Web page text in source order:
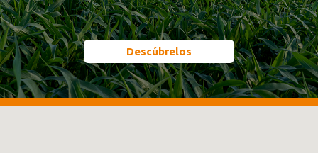
Descúbrelos